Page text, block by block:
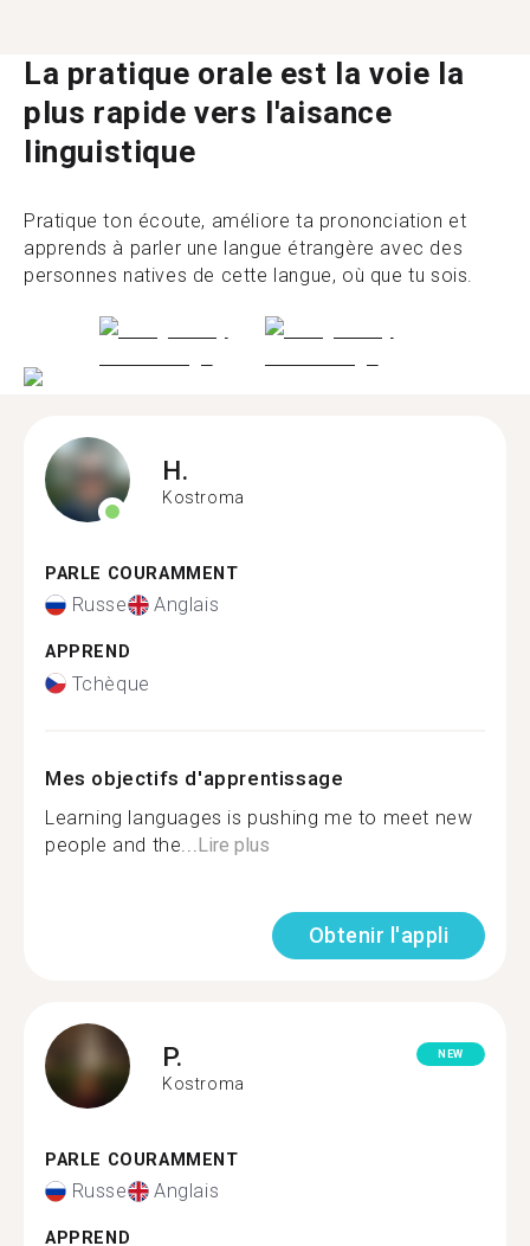
La pratique orale est la voie la
plus rapide vers l'aisance
linguistique
Pratique ton écoute, améliore ta prononciation et
apprends à parler une langue étrangère avec des
personnes natives de cette langue, où que tu sois.
H.
Kostroma
PARLE COURAMMENT
Russe Anglais
APPREND
Tchèque
Mes objectifs d'apprentissage
Learning languages ​​is pushing me to meet new
people and the... Lire plus
Obtenir l'appli
P.
Kostroma
NEW
PARLE COURAMMENT
Russe Anglais
APPREND